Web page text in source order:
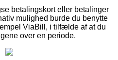
betalingskort eller betalinger
mulighed burde du benytte
ViaBill, i tilfælde af at du
over en periode.